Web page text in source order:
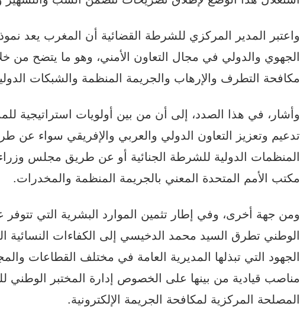
واعتبر المدير المركزي للشرطة القضائية أن المغرب يعد
الجهوي والدولي في مجال التعاون الأمني، وهو ما يتضح من
مكافحة التطرف والإرهاب والجريمة المنظمة والشبكات
وأشار، في هذا الصدد، إلى أن من بين أولويات استراتيجية
تدعيم وتعزيز التعاون الدولي والعربي والإفريقي سواء عن
المنظمات الدولية للشرطة الجنائية أو عن طريق مجلس
مكتب الأمم المتحدة المعني بالجريمة المنظمة والمخدرات.
ومن جهة أخرى، وفي إطار تثمين الموارد البشرية التي تتوفر
الوطني تطرق السيد محمد الدخيسي إلى الكفاءات
الجهود التي تبذلها المديرية العامة في مختلف القطاعات
مناصب قيادية من بينها على الخصوص إدارة المختبر الوطني
المصلحة المركزية لمكافحة الجريمة الإلكترونية.